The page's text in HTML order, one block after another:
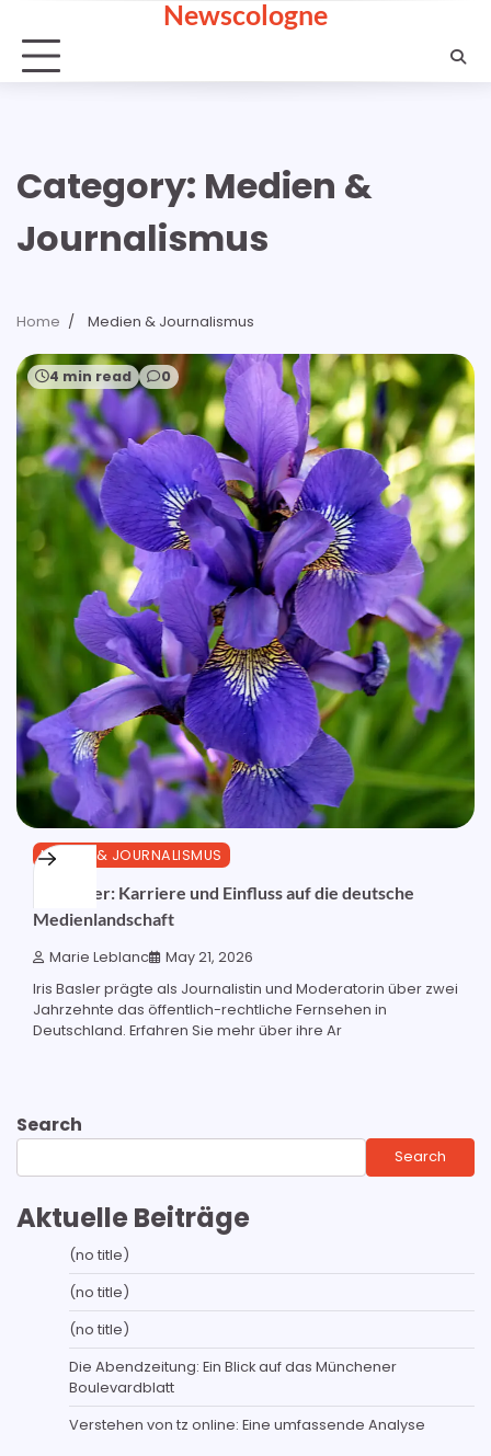
content
Newscologne
Category: Medien &
Journalismus
Home Medien & Journalismus
4 min read 0
MEDIEN & JOURNALISMUS
Iris Basler: Karriere und Einfluss auf die deutsche
Medienlandschaft
Marie Leblanc May 21, 2026
Iris Basler prägte als Journalistin und Moderatorin über zwei
Jahrzehnte das öffentlich-rechtliche Fernsehen in
Deutschland. Erfahren Sie mehr über ihre Ar
Search
Search
Aktuelle Beiträge
(no title)
(no title)
(no title)
Die Abendzeitung: Ein Blick auf das Münchener
Boulevardblatt
Verstehen von tz online: Eine umfassende Analyse